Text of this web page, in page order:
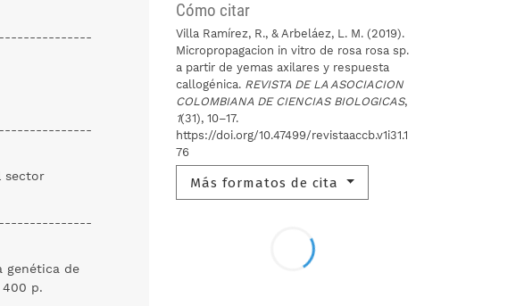
Cómo citar
Villa Ramírez, R., & Arbeláez, L. M. (2019).
Micropropagacion in vitro de rosa rosa sp.
a partir de yemas axilares y respuesta
callogénica. REVISTA DE LA ASOCIACION
COLOMBIANA DE CIENCIAS BIOLOGICAS,
1(31), 10–17.
https://doi.org/10.47499/revistaaccb.v1i31.1
76
Más formatos de cita
sector
genética de
p.